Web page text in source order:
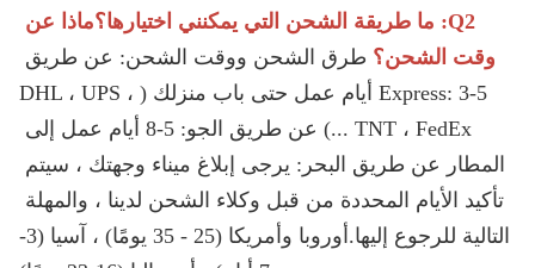
وقت الشحن؟
Express: 3-5 أيام عمل حتى باب منزلك (DHL ، UPS ،
التالية للرجوع إليها.أوروبا وأمريكا (25 - 35 يومًا) ، آسيا (3-